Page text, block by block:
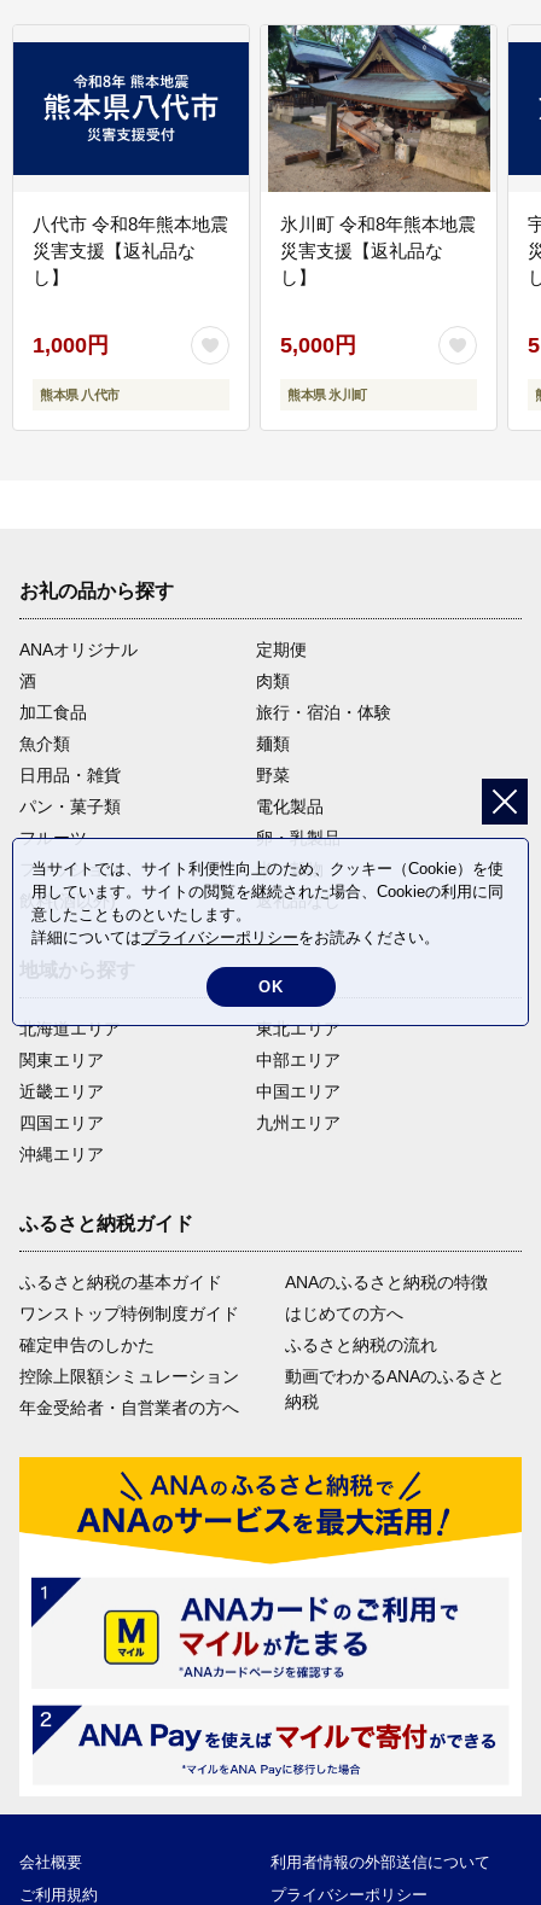
八代市 令和8年熊本地震
災害支援【返礼品な
し】
1,000円
熊本県 八代市
氷川町 令和8年熊本地震
災害支援【返礼品な
し】
5,000円
熊本県 氷川町
お礼の品から探す
ANAオリジナル
定期便
酒
肉類
加工食品
旅行・宿泊・体験
魚介類
麺類
日用品・雑貨
野菜
パン・菓子類
電化製品
フルーツ
卵・乳製品
ファッション
米・穀物
飲料(酒以外)
返礼品なし
北海道エリア
関東エリア
近畿エリア
四国エリア
沖縄エリア
東北エリア
中部エリア
中国エリア
九州エリア
ふるさと納税ガイド
ふるさと納税の基本ガイド
ワンストップ特例制度ガイド
確定申告のしかた
控除上限額シミュレーション
年金受給者・自営業者の方へ
ANAのふるさと納税の特徴
はじめての方へ
ふるさと納税の流れ
動画でわかるANAのふるさと
納税
会社概要
利用者情報の外部送信について
ご利用規約
プライバシーポリシー
当サイトでは、サイト利便性向上のため、クッキー（Cookie）を使
用しています。サイトの閲覧を継続された場合、Cookieの利用に同
意したことものといたします。
詳細についてはプライバシーポリシーをお読みください。
OK